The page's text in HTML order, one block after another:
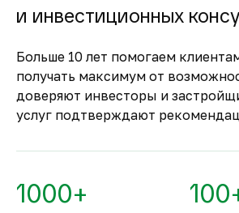
Оплата за объект поступает на
Застройщик сможет получить
только после ввода объекта в
Комфортное и
безопасное место для
жизни
По уровню безопасности
занимают второе место в
и инвестиционных
Больше 10 лет помогаем
получать максимум от
доверяют инвесторы и
услуг подтверждают
1000+